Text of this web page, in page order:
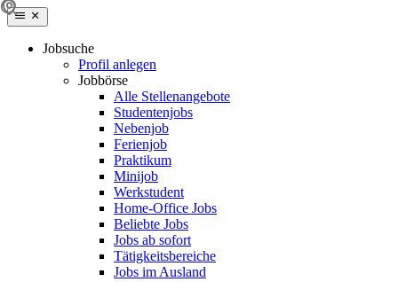
Jobsuche
Profil anlegen
Jobbörse
Alle Stellenangebote
Studentenjobs
Nebenjob
Ferienjob
Praktikum
Minijob
Werkstudent
Home-Office Jobs
Beliebte Jobs
Jobs ab sofort
Tätigkeitsbereiche
Jobs im Ausland